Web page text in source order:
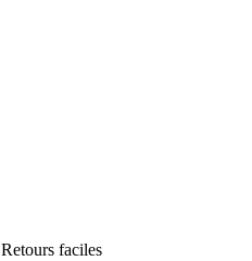
Retours faciles